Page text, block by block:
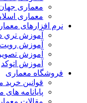
معماری
معماری
نرم افزارهای
آﻣﻮزش
آموزش رویت
آموزش
آموزش اتوکد
فروشگاه معماری
قوانین
پایانامه های
مقالات